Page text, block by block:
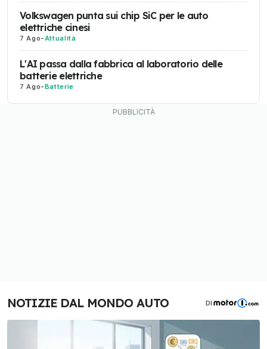
Volkswagen punta sui chip SiC per le auto
elettriche cinesi
7 Ago-Attualità
L'AI passa dalla fabbrica al laboratorio delle
batterie elettriche
7 Ago-Batterie
NOTIZIE DAL MONDO AUTO DI